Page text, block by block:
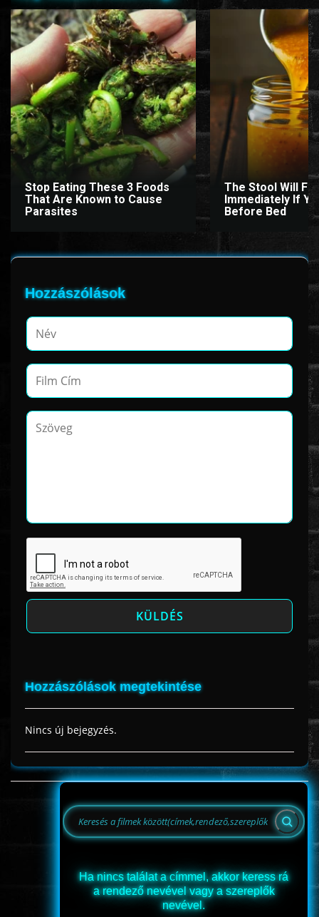
Stop Eating These 3 Foods
That Are Known to Cause
Parasites
The Stool Will Fly
Immediately If
Before Bed
Hozzászólások
Hozzászólások megtekintése
Nincs új bejegyzés.
Ha nincs találat a címmel, akkor keress rá
a rendező nevével vagy a szereplők
nevével.